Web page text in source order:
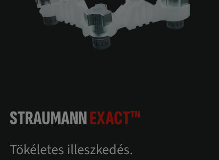
STRAUMANNEXACT™
Tökéletes illeszkedés.